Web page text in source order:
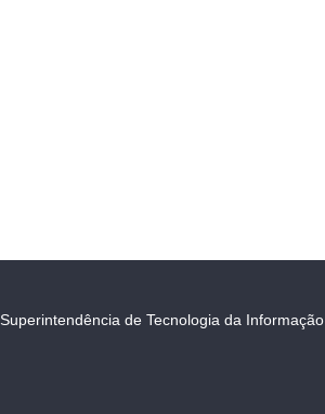
Superintendência de Tecnologia da Informação